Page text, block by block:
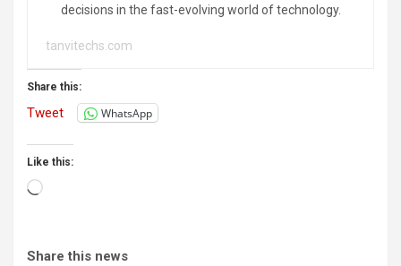
decisions in the fast-evolving world of technology.
tanvitechs.com
Share this:
Tweet WhatsApp
Like this:
Loading…
Share this news